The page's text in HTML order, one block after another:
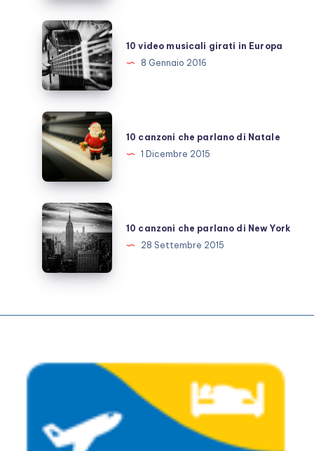
viaggi
10
video
musicali
girati
Europa
10 video musicali girati in Europa
8 Gennaio 2016
10
canzoni
che
Natale
10 canzoni che parlano di Natale
1 Dicembre 2015
10
canzoni
che
parlano
York
10 canzoni che parlano di New York
28 Settembre 2015